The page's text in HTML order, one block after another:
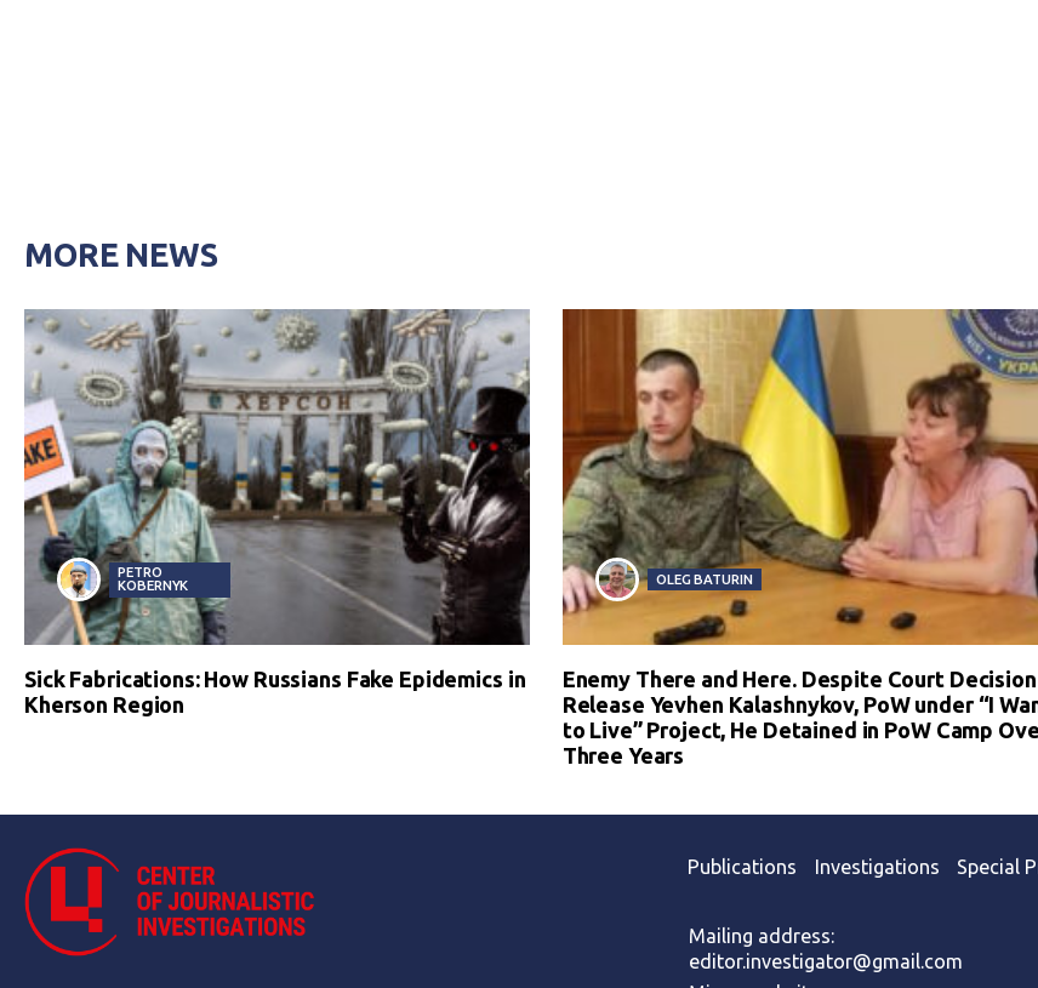
MORE NEWS
PETRO
KOBERNYK
Sick Fabrications: How Russians Fake Epidemics in
Kherson Region
OLEG BATURIN
Enemy There and Here. Despite Court
Release Yevhen Kalashnykov, PoW under “I
to Live” Project, He Detained in PoW Camp
Three Years
Publications Investigations Special
Mailing address:
editor.investigator@gmail.com